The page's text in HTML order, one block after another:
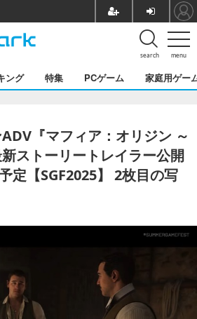
menu
search
ング 特集 PCゲーム 家庭用ゲー
『マフィア：オリジン ～
ストーリートレイラー公開
定【SGF2025】 2枚目の写